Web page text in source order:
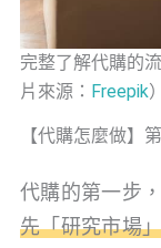
完整了解代購的
片來源： Freepik）
【代購怎麼做】
代購的第一步
先「研究市場」